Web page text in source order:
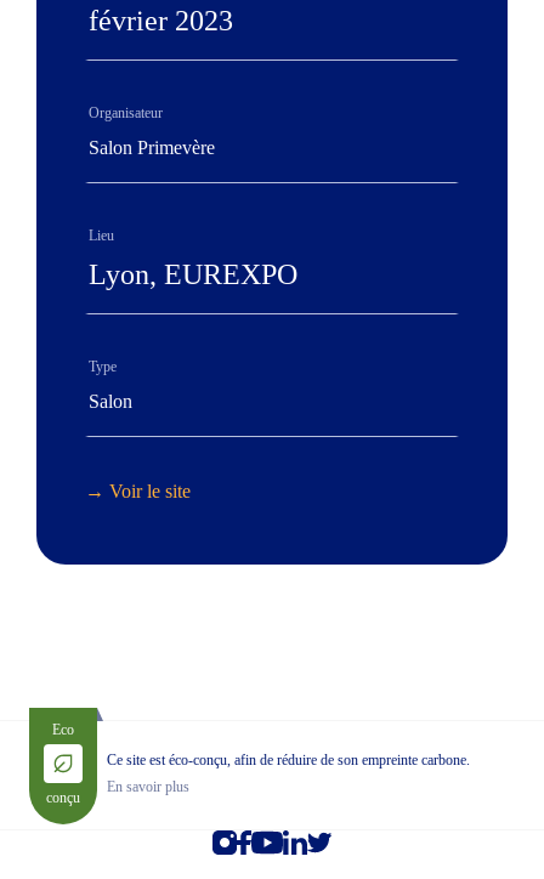
février 2023
Organisateur
Salon Primevère
Lieu
Lyon, EUREXPO
Type
Salon
→ Voir le site
Eco
conçu
Ce site est éco-conçu, afin de réduire de son empreinte carbone.
En savoir plus